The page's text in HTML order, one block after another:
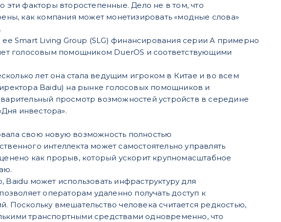
факторы второстепенные. Дело не в том, что
как компания может монетизировать «модные слова»
Smart Living Group (SLG) финансирования серии A примерно
голосовым помощником DuerOS и соответствующими
лет она стала ведущим игроком в Китае и во всем
Baidu) на рынке голосовых помощников и
просмотр возможностей устройств в середине
инвестора».
свою новую возможность полностью
интеллекта может самостоятельно управлять
как прорыв, который ускорит крупномасштабное
может использовать инфраструктуру для
операторам удаленно получать доступ к
Поскольку вмешательство человека считается редкостью,
транспортными средствами одновременно, что